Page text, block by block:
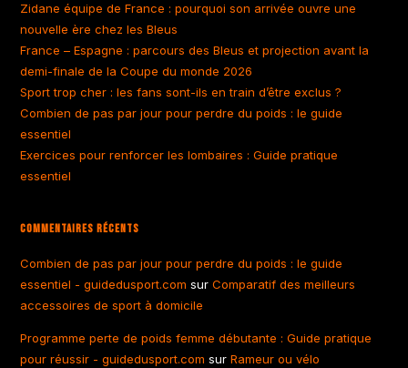
Zidane équipe de France : pourquoi son arrivée ouvre une
nouvelle ère chez les Bleus
France – Espagne : parcours des Bleus et projection avant la
demi-finale de la Coupe du monde 2026
Sport trop cher : les fans sont-ils en train d’être exclus ?
Combien de pas par jour pour perdre du poids : le guide
essentiel
Exercices pour renforcer les lombaires : Guide pratique
essentiel
Commentaires Récents
Combien de pas par jour pour perdre du poids : le guide
essentiel - guidedusport.com surComparatif des meilleurs
accessoires de sport à domicile
Programme perte de poids femme débutante : Guide pratique
pour réussir - guidedusport.com surRameur ou vélo